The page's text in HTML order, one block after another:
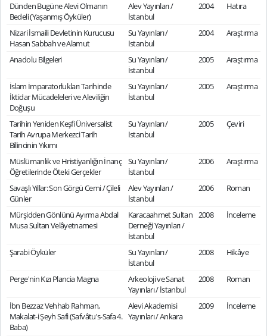
Dünden Bugüne Alevi Olmanın
Bedeli (Yaşanmış Öyküler)
Alev Yayınları /
İstanbul
2004 Hatıra
Nizari İsmaili Devletinin Kurucusu
Hasan Sabbah ve Alamut
Su Yayınları /
İstanbul
2004 Araştırma
Anadolu Bilgeleri
Su Yayınları /
İstanbul
2005 Araştırma
İslam İmparatorlukları Tarihinde
İktidar Mücadeleleri ve Aleviliğin
Doğuşu
Su Yayınları /
İstanbul
2005 Araştırma
Tarihin Yeniden Keşfi Üniversalist
Tarih Avrupa Merkezci Tarih
Bilincinin Yıkımı
Su Yayınları /
İstanbul
2005 Çeviri
Müslümanlık ve Hristiyanlığın İnanç
Öğretilerinde Öteki Gerçekler
Su Yayınları /
İstanbul
2006 Araştırma
Savaşlı Yıllar: Son Görgü Cemi / Çileli
Günler
Alev Yayınları /
İstanbul
2006 Roman
Mürşidden Gönlünü Ayırma Abdal
Musa Sultan Velâyetnamesi
Karacaahmet Sultan
Derneği Yayınları /
İstanbul
2008 İnceleme
Şarabi Öyküler
Su Yayınları /
İstanbul
2008 Hikâye
Perge'nin Kızı Plancia Magna
Arkeoloji ve Sanat
Yayınları / İstanbul
2008 Roman
İbn Bezzaz Vehhab Rahman,
Makalat-i Şeyh Safi (Safvâtu's-Safa 4.
Baba)
Alevi Akademisi
Yayınları / Ankara
2009 İnceleme